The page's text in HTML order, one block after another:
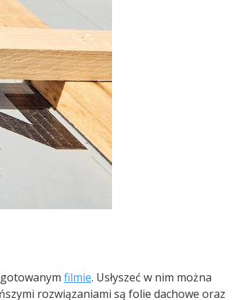
filmie. Usłyszeć w nim można
rozwiązaniami są folie dachowe oraz